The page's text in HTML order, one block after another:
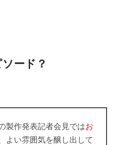
ード？
製作発表記者会見ではお
よい雰囲気を醸し出して